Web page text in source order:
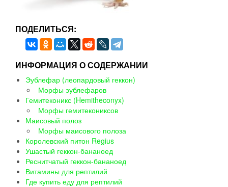
ПОДЕЛИТЬСЯ:
ИНФОРМАЦИЯ О СОДЕРЖАНИИ
Эублефар (леопардовый геккон)
Морфы эублефаров
Гемитеконикс (Hemitheconyx)
Морфы гемитекониксов
Маисовый полоз
Морфы маисового полоза
Королевский питон Regius
Ушастый геккон-бананоед
Реснитчатый геккон-бананоед
Витамины для рептилий
Где купить еду для рептилий